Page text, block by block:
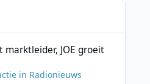
marktleider, JOE groeit
in Radionieuws